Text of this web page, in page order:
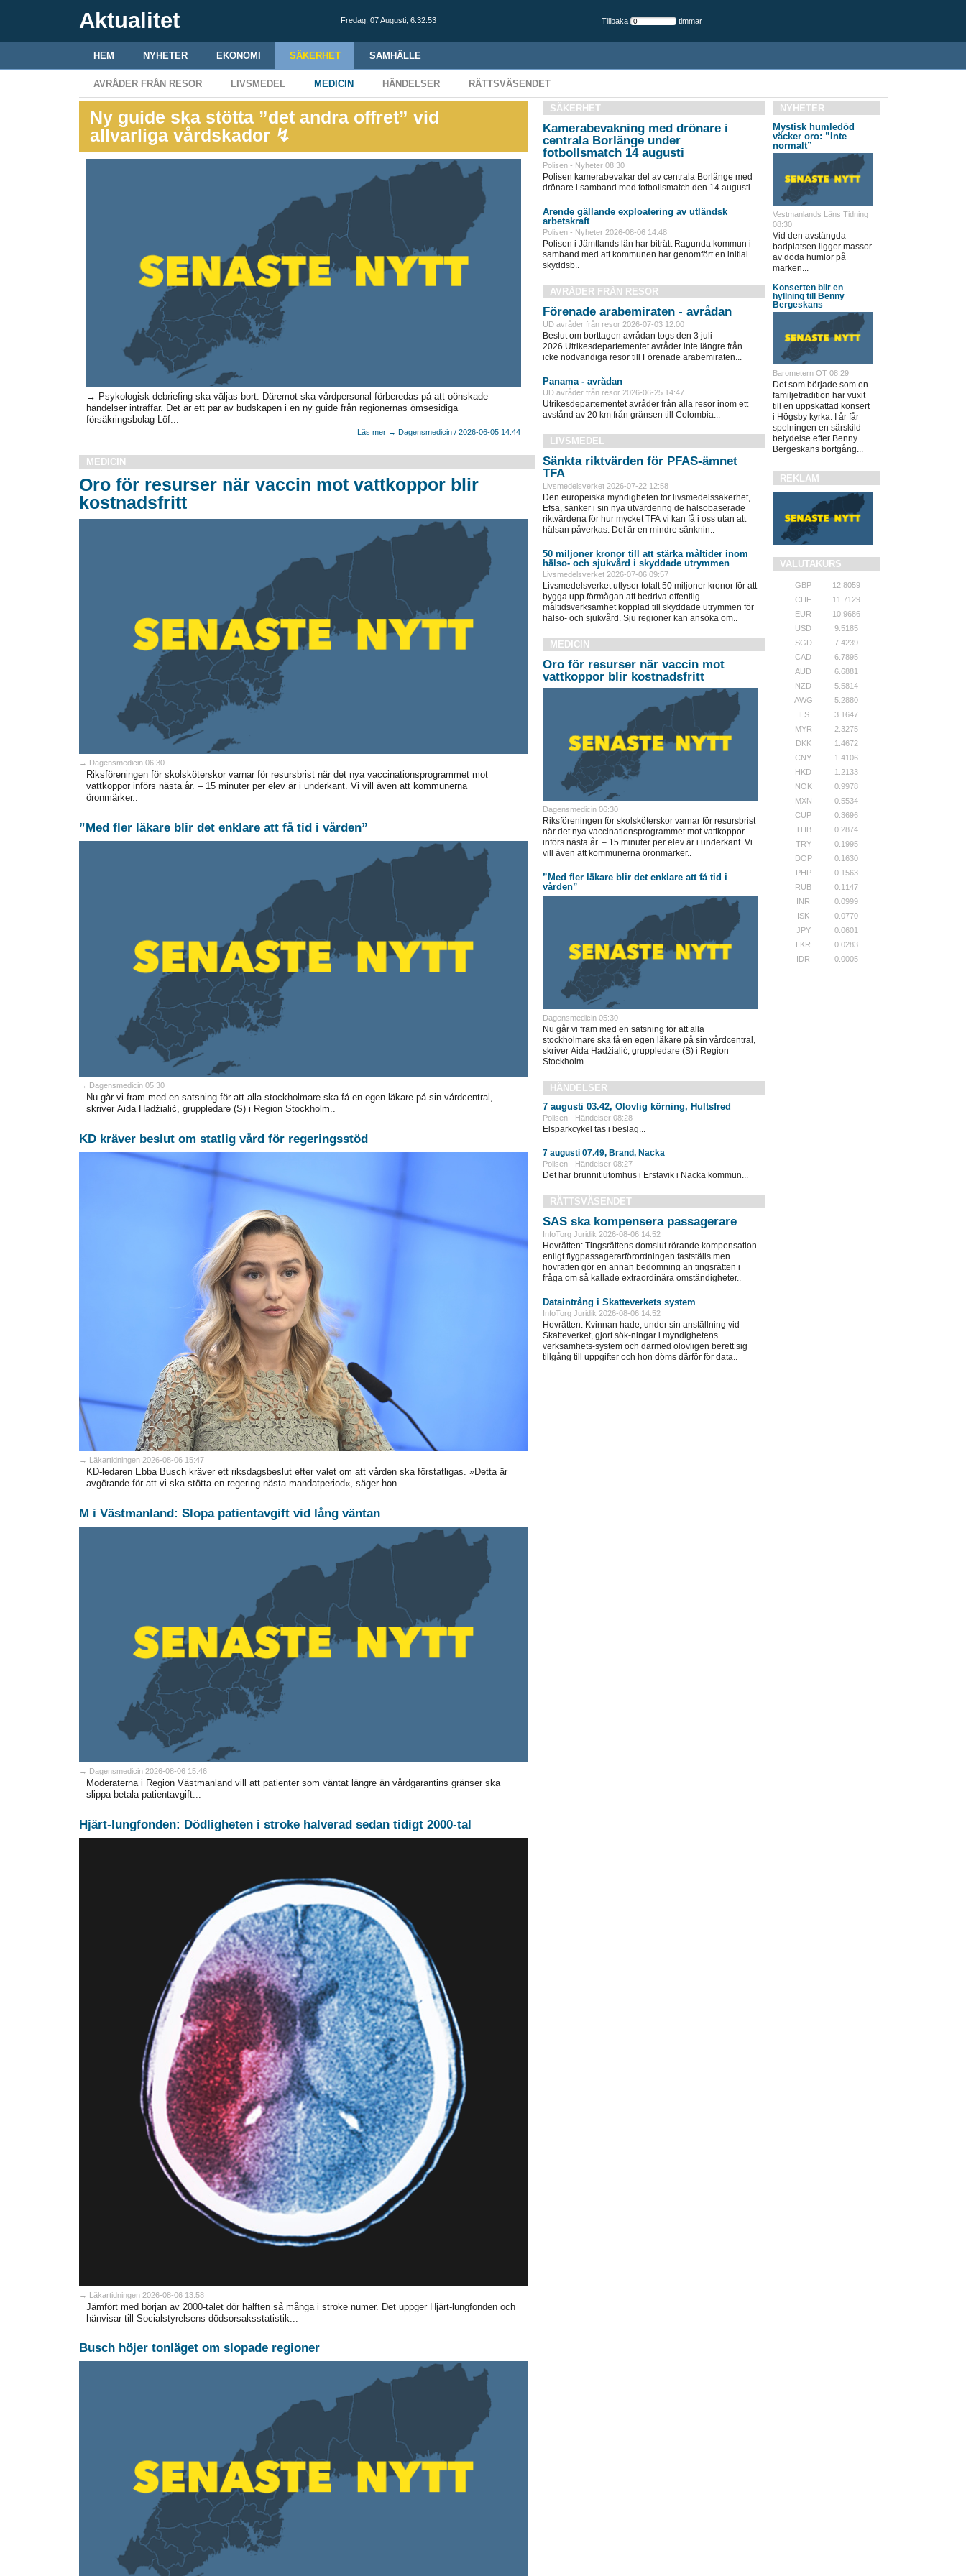
Aktualitet Fredag, 07 Augusti, 6:32:53 Tillbaka timmar
HEM NYHETER EKONOMI SÄKERHET SAMHÄLLE
AVRÅDER FRÅN RESOR LIVSMEDEL MEDICIN HÄNDELSER RÄTTSVÄSENDET
Ny guide ska stötta ”det andra offret” vid
allvarliga vårdskador ↯
→ Psykologisk debriefing ska väljas bort. Däremot ska vårdpersonal förberedas på att oönskade
händelser inträffar. Det är ett par av budskapen i en ny guide från regionernas ömsesidiga
försäkringsbolag Löf...
Läs mer → Dagensmedicin / 2026-06-05 14:44
MEDICIN
Oro för resurser när vaccin mot vattkoppor blir
kostnadsfritt
→ Dagensmedicin 06:30
Riksföreningen för skolsköterskor varnar för resursbrist när det nya vaccinationsprogrammet mot
vattkoppor införs nästa år. – 15 minuter per elev är i underkant. Vi vill även att kommunerna
öronmärker..
”Med fler läkare blir det enklare att få tid i vården”
→ Dagensmedicin 05:30
Nu går vi fram med en satsning för att alla stockholmare ska få en egen läkare på sin vårdcentral,
skriver Aida Hadžialić, gruppledare (S) i Region Stockholm..
KD kräver beslut om statlig vård för regeringsstöd
→ Läkartidningen 2026-08-06 15:47
KD-ledaren Ebba Busch kräver ett riksdagsbeslut efter valet om att vården ska förstatligas. »Detta är
avgörande för att vi ska stötta en regering nästa mandatperiod«, säger hon...
M i Västmanland: Slopa patientavgift vid lång väntan
→ Dagensmedicin 2026-08-06 15:46
Moderaterna i Region Västmanland vill att patienter som väntat längre än vårdgarantins gränser ska
slippa betala patientavgift...
Hjärt-lungfonden: Dödligheten i stroke halverad sedan tidigt 2000-tal
→ Läkartidningen 2026-08-06 13:58
Jämfört med början av 2000-talet dör hälften så många i stroke numer. Det uppger Hjärt-lungfonden och
hänvisar till Socialstyrelsens dödsorsaksstatistik...
Busch höjer tonläget om slopade regioner
SÄKERHET
Kamerabevakning med drönare i
centrala Borlänge under
fotbollsmatch 14 augusti
Polisen - Nyheter 08:30
Polisen kamerabevakar del av centrala Borlänge med
drönare i samband med fotbollsmatch den 14 augusti...
Ärende gällande exploatering av utländsk
arbetskraft
Polisen - Nyheter 2026-08-06 14:48
Polisen i Jämtlands län har biträtt Ragunda kommun i
samband med att kommunen har genomfört en initial
skyddsb..
AVRÅDER FRÅN RESOR
Förenade arabemiraten - avrådan
UD avråder från resor 2026-07-03 12:00
Beslut om borttagen avrådan togs den 3 juli
2026.Utrikesdepartementet avråder inte längre från
icke nödvändiga resor till Förenade arabemiraten...
Panama - avrådan
UD avråder från resor 2026-06-25 14:47
Utrikesdepartementet avråder från alla resor inom ett
avstånd av 20 km från gränsen till Colombia...
LIVSMEDEL
Sänkta riktvärden för PFAS-ämnet
TFA
Livsmedelsverket 2026-07-22 12:58
Den europeiska myndigheten för livsmedelssäkerhet,
Efsa, sänker i sin nya utvärdering de hälsobaserade
riktvärdena för hur mycket TFA vi kan få i oss utan att
hälsan påverkas. Det är en mindre sänknin..
50 miljoner kronor till att stärka måltider inom
hälso- och sjukvård i skyddade utrymmen
Livsmedelsverket 2026-07-06 09:57
Livsmedelsverket utlyser totalt 50 miljoner kronor för att
bygga upp förmågan att bedriva offentlig
måltidsverksamhet kopplad till skyddade utrymmen för
hälso- och sjukvård. Sju regioner kan ansöka om..
MEDICIN
Oro för resurser när vaccin mot
vattkoppor blir kostnadsfritt
Dagensmedicin 06:30
Riksföreningen för skolsköterskor varnar för resursbrist
när det nya vaccinationsprogrammet mot vattkoppor
införs nästa år. – 15 minuter per elev är i underkant. Vi
vill även att kommunerna öronmärker..
”Med fler läkare blir det enklare att få tid i
vården”
Dagensmedicin 05:30
Nu går vi fram med en satsning för att alla
stockholmare ska få en egen läkare på sin vårdcentral,
skriver Aida Hadžialić, gruppledare (S) i Region
Stockholm..
HÄNDELSER
7 augusti 03.42, Olovlig körning, Hultsfred
Polisen - Händelser 08:28
Elsparkcykel tas i beslag...
7 augusti 07.49, Brand, Nacka
Polisen - Händelser 08:27
Det har brunnit utomhus i Erstavik i Nacka kommun...
RÄTTSVÄSENDET
SAS ska kompensera passagerare
InfoTorg Juridik 2026-08-06 14:52
Hovrätten: Tingsrättens domslut rörande kompensation
enligt flygpassagerarförordningen fastställs men
hovrätten gör en annan bedömning än tingsrätten i
fråga om så kallade extraordinära omständigheter..
Dataintrång i Skatteverkets system
InfoTorg Juridik 2026-08-06 14:52
Hovrätten: Kvinnan hade, under sin anställning vid
Skatteverket, gjort sök-ningar i myndighetens
verksamhets-system och därmed olovligen berett sig
tillgång till uppgifter och hon döms därför för data..
NYHETER
Mystisk humledöd
väcker oro: ”Inte
normalt”
Vestmanlands Läns Tidning
08:30
Vid den avstängda
badplatsen ligger massor
av döda humlor på
marken...
Konserten blir en
hyllning till Benny
Bergeskans
Barometern OT 08:29
Det som började som en
familjetradition har vuxit
till en uppskattad konsert
i Högsby kyrka. I år får
spelningen en särskild
betydelse efter Benny
Bergeskans bortgång...
REKLAM
VALUTAKURS
GBP
12.8059
CHF
11.7129
EUR
10.9686
USD
9.5185
SGD
7.4239
CAD
6.7895
AUD
6.6881
NZD
5.5814
AWG
5.2880
ILS
3.1647
MYR
2.3275
DKK
1.4672
CNY
1.4106
HKD
1.2133
NOK
0.9978
MXN
0.5534
CUP
0.3696
THB
0.2874
TRY
0.1995
DOP
0.1630
PHP
0.1563
RUB
0.1147
INR
0.0999
ISK
0.0770
JPY
0.0601
LKR
0.0283
IDR
0.0005